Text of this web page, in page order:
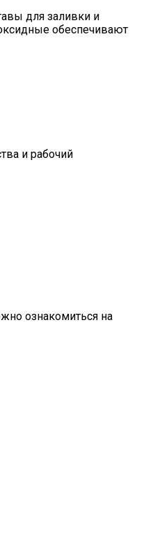
для заливки и
обеспечивают
и рабочий
ознакомиться на